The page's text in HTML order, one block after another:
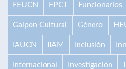
FEUCN FPCT Funcionarios
Galpón Cultural Género
IAUCN IIAM Inclusión
Internacional Investigación